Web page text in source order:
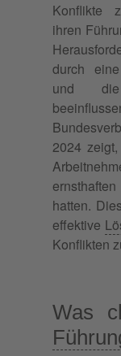
Konflikte
ihren
durch
und die
2024
ernsthaften
hatten.
effektive
Konflikten
Was